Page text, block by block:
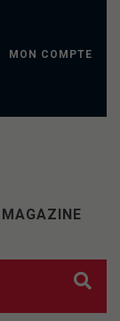
MON COMPTE
MAGAZINE